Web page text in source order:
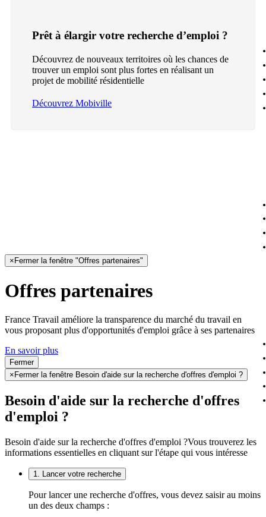
Prêt à élargir votre recherche d’emploi ?
Découvrez de nouveaux territoires où les chances de
trouver un emploi sont plus fortes en réalisant un
projet de mobilité résidentielle
Découvrez Mobiville
× Fermer la fenêtre "Offres partenaires"
Offres partenaires
France Travail améliore la transparence du marché du travail en
vous proposant plus d'opportunités d'emploi grâce à ses partenaires
En savoir plus
Fermer
× Fermer la fenêtre Besoin d'aide sur la recherche d'offres d'emploi ?
Besoin d'aide sur la recherche d'offres
d'emploi ?
Besoin d'aide sur la recherche d'offres d'emploi ?Vous trouverez les
informations essentielles en cliquant sur l'étape qui vous intéresse
1. Lancer votre recherche
Pour lancer une recherche d'offres, vous devez saisir au moins
un des deux champs :